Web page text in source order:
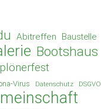
Abitreffen Baustelle
Bootshaus
Virus Datenschutz DSGVO